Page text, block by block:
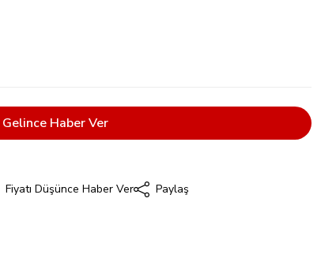
Gelince Haber Ver
Fiyatı Düşünce Haber Ver Paylaş